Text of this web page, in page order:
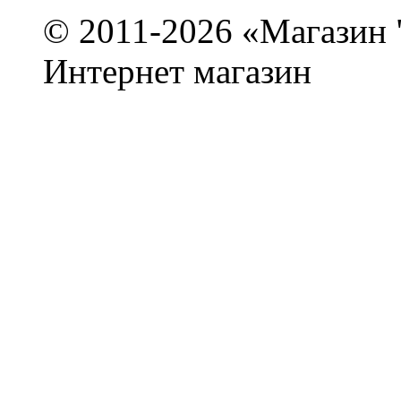
© 2011-2026
Интернет магазин